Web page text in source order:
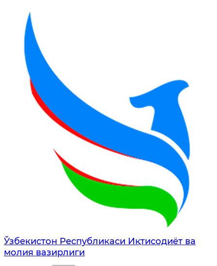
Ўзбекистон Республикаси Иқтисодиёт ва
молия вазирлиги